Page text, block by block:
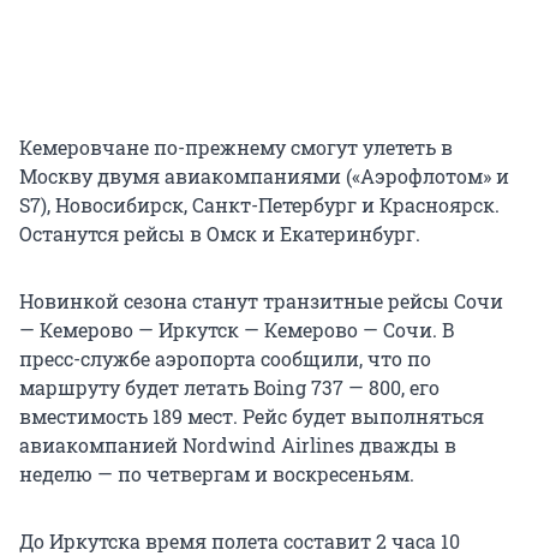
Кемеровчане по-прежнему смогут улететь в
Москву двумя авиакомпаниями («Аэрофлотом» и
S7), Новосибирск, Санкт-Петербург и Красноярск.
Останутся рейсы в Омск и Екатеринбург.
Новинкой сезона станут транзитные рейсы Сочи
— Кемерово — Иркутск — Кемерово — Сочи. В
пресс-службе аэропорта сообщили, что по
маршруту будет летать Boing 737 — 800, его
вместимость 189 мест. Рейс будет выполняться
авиакомпанией Nordwind Airlines дважды в
неделю — по четвергам и воскресеньям.
До Иркутска время полета составит 2 часа 10